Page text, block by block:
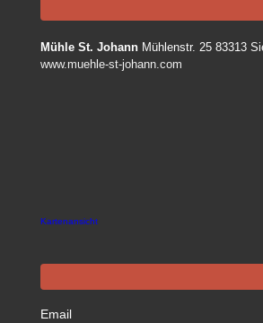
Mühle St. JohannMühlenstr. 25 83313
www.muehle-st-johann.com
Kartenansicht
Email